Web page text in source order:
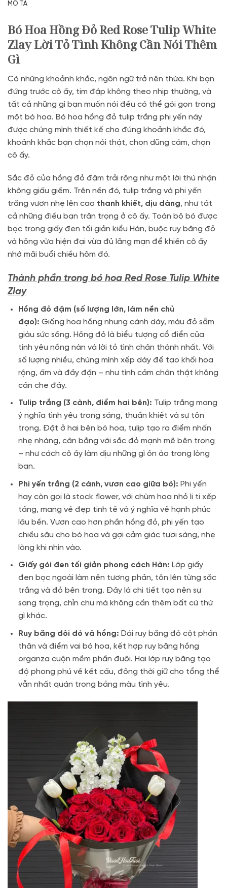
MÔ TẢ
Bó Hoa Hồng Đỏ Red Rose Tulip White
Zlay Lời Tỏ Tình Không Cần Nói Thêm
Gì
Có những khoảnh khắc, ngôn ngữ trở nên thừa. Khi bạn
đứng trước cô ấy, tim đập không theo nhịp thường, và
tất cả những gì bạn muốn nói đều có thể gói gọn trong
một bó hoa. Bó hoa hồng đỏ tulip trắng phi yến này
được chúng mình thiết kế cho đúng khoảnh khắc đó,
khoảnh khắc bạn chọn nói thật, chọn dũng cảm, chọn
cô ấy.
Sắc đỏ của hồng đỏ đậm trải rộng như một lời thú nhận
không giấu giếm. Trên nền đó, tulip trắng và phi yến
trắng vươn nhẹ lên cao thanh khiết, dịu dàng, như tất
cả những điều bạn trân trọng ở cô ấy. Toàn bộ bó được
bọc trong giấy đen tối giản kiểu Hàn, buộc ruy băng đỏ
và hồng vừa hiện đại vừa đủ lãng mạn để khiến cô ấy
nhớ mãi buổi chiều hôm đó.
Thành phần trong bó hoa Red Rose Tulip White
Zlay
Hồng đỏ đậm (số lượng lớn, làm nền chủ
đạo): Giống hoa hồng nhung cánh dày, màu đỏ sẫm
giàu sức sống. Hồng đỏ là biểu tượng cổ điển của
tình yêu nồng nàn và lời tỏ tình chân thành nhất. Với
số lượng nhiều, chúng mình xếp dày để tạo khối hoa
rộng, ấm và đầy đặn – như tình cảm chân thật không
cần che đậy.
Tulip trắng (3 cành, điểm hai bên): Tulip trắng mang
ý nghĩa tình yêu trong sáng, thuần khiết và sự tôn
trọng. Đặt ở hai bên bó hoa, tulip tạo ra điểm nhấn
nhẹ nhàng, cân bằng với sắc đỏ mạnh mẽ bên trong
– như cách cô ấy làm dịu những gì ồn ào trong lòng
bạn.
Phi yến trắng (2 cành, vươn cao giữa bó): Phi yến
hay còn gọi là stock flower, với chùm hoa nhỏ li ti xếp
tầng, mang vẻ đẹp tinh tế và ý nghĩa về hạnh phúc
lâu bền. Vươn cao hơn phần hồng đỏ, phi yến tạo
chiều sâu cho bó hoa và gợi cảm giác tươi sáng, nhẹ
lòng khi nhìn vào.
Giấy gói đen tối giản phong cách Hàn: Lớp giấy
đen bọc ngoài làm nền tương phản, tôn lên từng sắc
trắng và đỏ bên trong. Đây là chi tiết tạo nên sự
sang trọng, chỉn chu mà không cần thêm bất cứ thứ
gì khác.
Ruy băng đôi đỏ và hồng: Dải ruy băng đỏ cột phần
thân và điểm vai bó hoa, kết hợp ruy băng hồng
organza cuộn mềm phần đuôi. Hai lớp ruy băng tạo
độ phong phú về kết cấu, đồng thời giữ cho tổng thể
vẫn nhất quán trong bảng màu tình yêu.